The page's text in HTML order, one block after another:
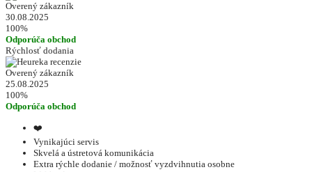
Overený zákazník
30.08.2025
100%
Odporúča obchod
Rýchlosť dodania
Overený zákazník
25.08.2025
100%
Odporúča obchod
❤️
Vynikajúci servis
Skvelá a ústretová komunikácia
Extra rýchle dodanie / možnosť vyzdvihnutia osobne